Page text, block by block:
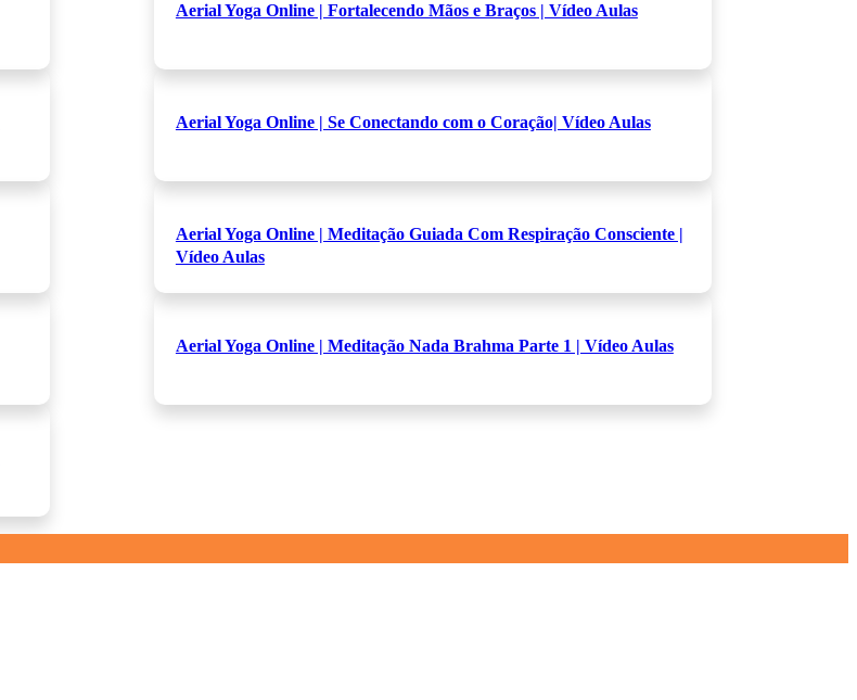
Aerial Yoga Online | Fortalecendo Mãos e Braços | Vídeo Aulas
Aerial Yoga Online | Se Conectando com o Coração| Vídeo Aulas
Aerial Yoga Online | Meditação Guiada Com Respiração Consciente |
Vídeo Aulas
Aerial Yoga Online | Meditação Nada Brahma Parte 1 | Vídeo Aulas